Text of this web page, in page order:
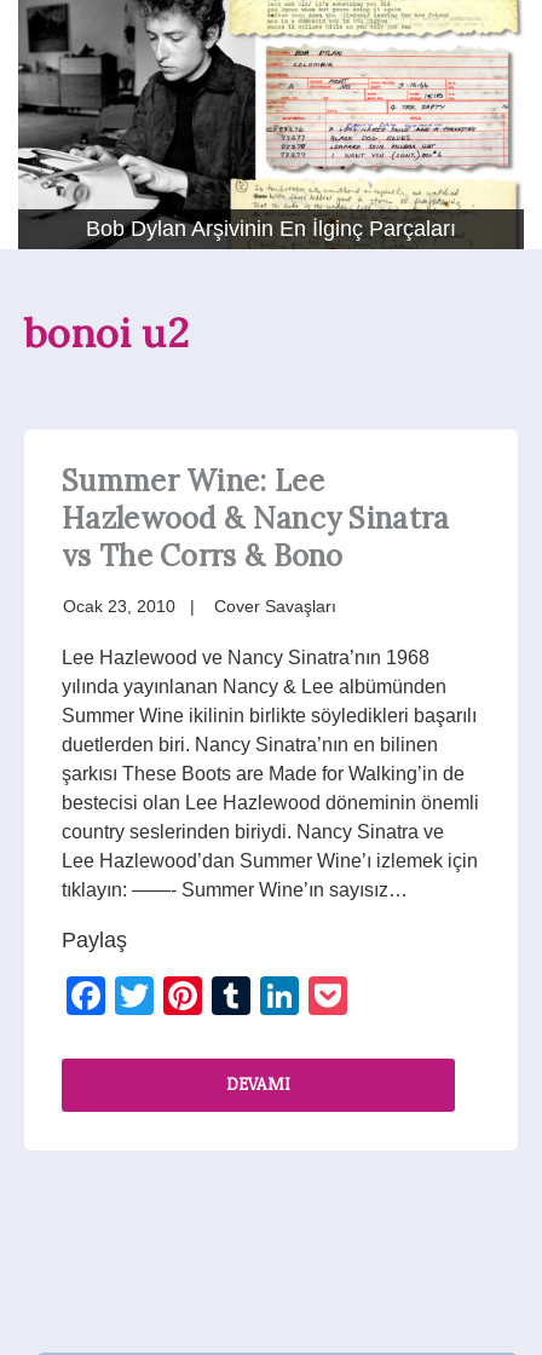
Bob Dylan Arşivinin En İlginç Parçaları
bonoi u2
Summer Wine: Lee
Hazlewood & Nancy Sinatra
vs The Corrs & Bono
Ocak 23, 2010 Cover Savaşları
Lee Hazlewood ve Nancy Sinatra’nın 1968
yılında yayınlanan Nancy & Lee albümünden
Summer Wine ikilinin birlikte söyledikleri başarılı
duetlerden biri. Nancy Sinatra’nın en bilinen
şarkısı These Boots are Made for Walking’in de
bestecisi olan Lee Hazlewood döneminin önemli
country seslerinden biriydi. Nancy Sinatra ve
Lee Hazlewood’dan Summer Wine’ı izlemek için
tıklayın: ——- Summer Wine’ın sayısız…
Paylaş
Facebook
TwitterPinterest
TumblrLinkedIn
DEVAMI